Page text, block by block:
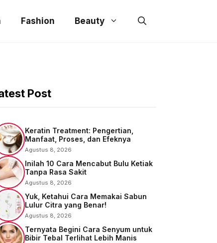
Fashion Beauty
Post
Keratin Treatment: Pengertian,
Manfaat, Proses, dan Efeknya
Agustus 8, 2026
Inilah 10 Cara Mencabut Bulu Ketiak
Tanpa Rasa Sakit
Agustus 8, 2026
Yuk, Ketahui Cara Memakai Sabun
Lulur Citra yang Benar!
Agustus 8, 2026
Ternyata Begini Cara Senyum untuk
Bibir Tebal Terlihat Lebih Manis